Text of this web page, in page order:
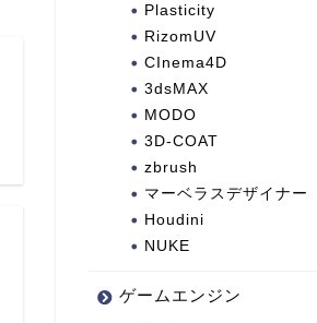
Plasticity
RizomUV
CInema4D
3dsMAX
MODO
3D-COAT
zbrush
マーベラスデザイナー
Houdini
NUKE
ゲームエンジン